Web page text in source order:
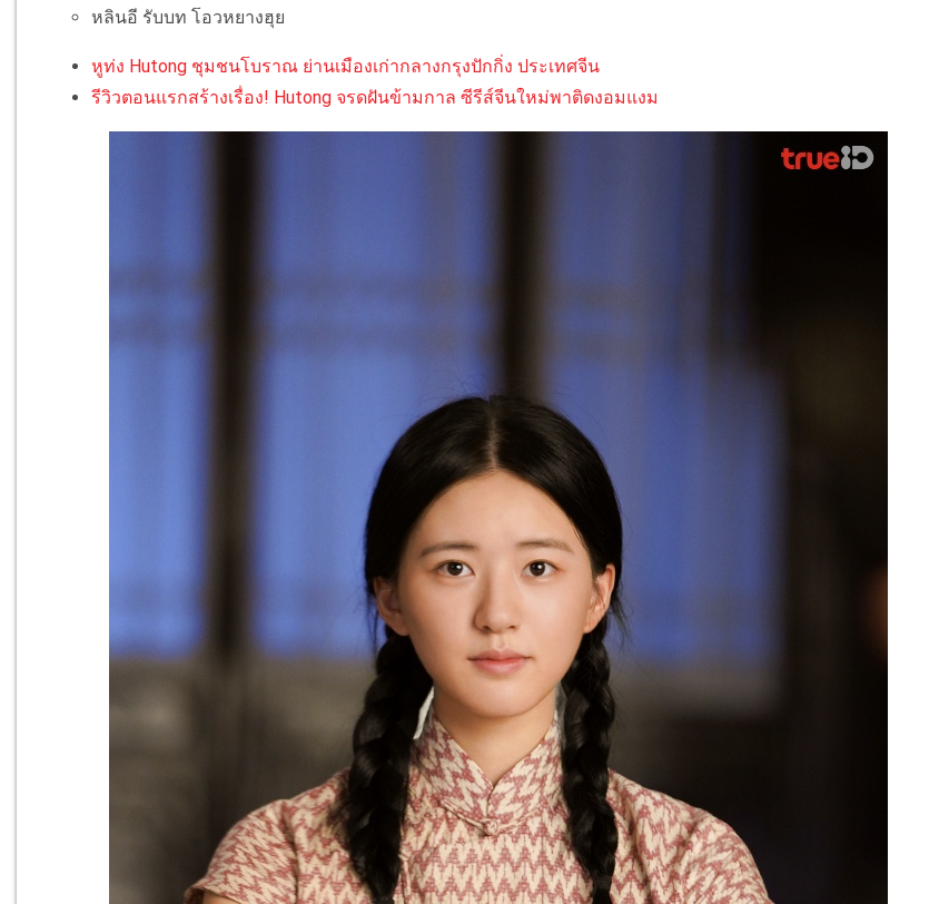
หลินอี รับบท โอวหยางฮุย
หูท่ง Hutong ชุมชนโบราณ ย่านเมืองเก่ากลางกรุงปักกิ่ง ประเทศจีน
รีวิวตอนแรกสร้างเรื่อง! Hutong จรดฝันข้ามกาล ซีรีส์จีนใหม่พาติดงอมแงม